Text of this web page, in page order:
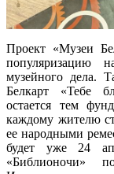
Проект «Музеи
популяризацию
музейного дела.
Белкарт «Тебе
остается тем
каждому жителю
ее народными
будет уже 24
«Библионочи»